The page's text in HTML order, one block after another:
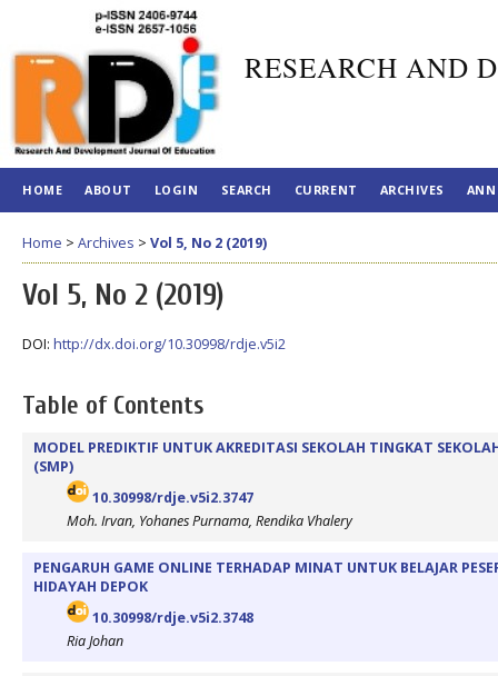
RESEARCH AND
HOME ABOUT LOGIN SEARCH CURRENT ARCHIVES
Home > Archives > Vol 5, No 2 (2019)
Vol 5, No 2 (2019)
DOI: http://dx.doi.org/10.30998/rdje.v5i2
Table of Contents
MODEL PREDIKTIF UNTUK AKREDITASI SEKOLAH TINGKAT
(SMP)
10.30998/rdje.v5i2.3747
Moh. Irvan, Yohanes Purnama, Rendika Vhalery
PENGARUH GAME ONLINE TERHADAP MINAT UNTUK BELAJAR
HIDAYAH DEPOK
10.30998/rdje.v5i2.3748
Ria Johan